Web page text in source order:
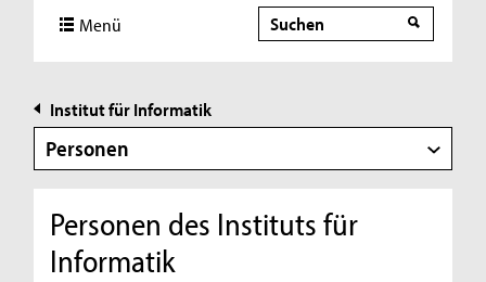
Menü Suche
Suche
Institut für Informatik
Personen
Personen des Instituts für
Informatik